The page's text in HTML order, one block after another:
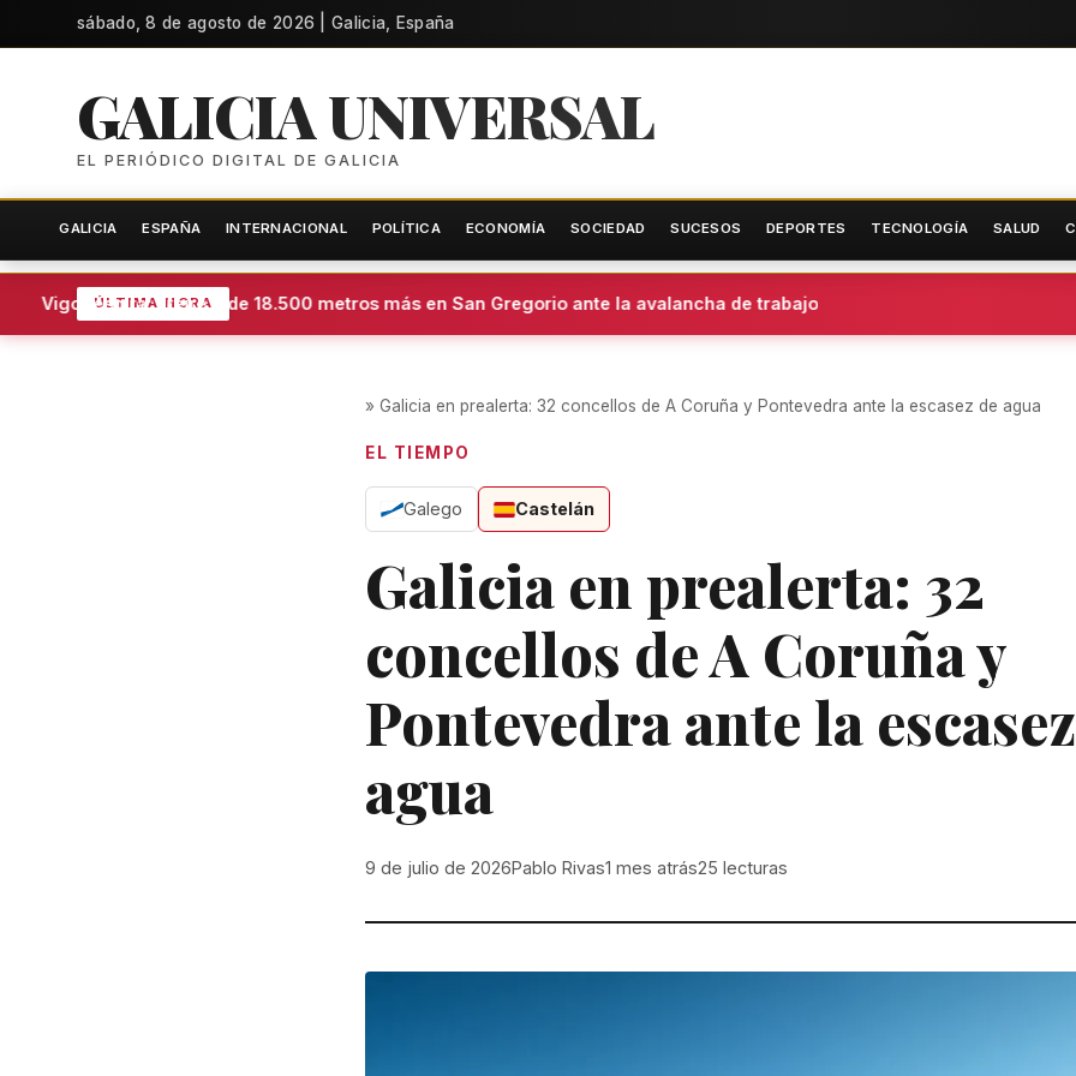
sábado, 8 de agosto de 2026 | Galicia, España
GALICIA UNIVERSAL
EL PERIÓDICO DIGITAL DE GALICIA
GALICIA ESPAÑA INTERNACIONAL POLÍTICA ECONOMÍA SOCIEDAD SUCESOS DEPORTES TECNOLOGÍA SALUD
ÚLTIMA HORA
Vigo respira: Freire pide 18.500 metros más en San Gregorio ante la avalancha de trabajo
» Galicia en prealerta: 32 concellos de A Coruña y Pontevedra ante la escasez de agua
EL TIEMPO
Galego Castelán
Galicia en prealerta: 32
concellos de A Coruña y
Pontevedra ante la
agua
9 de julio de 2026Pablo Rivas1 mes atrás25 lecturas